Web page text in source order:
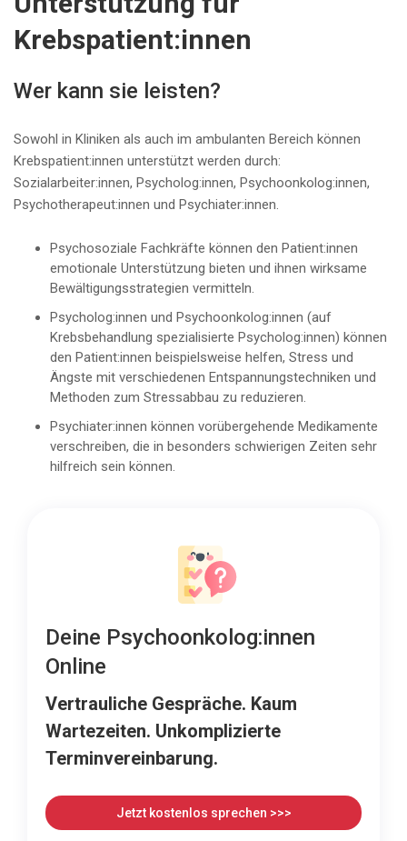
Krebspatient:innen
Wer kann sie leisten?
Sowohl in Kliniken als auch im ambulanten Bereich können
Krebspatient:innen unterstützt werden durch:
Sozialarbeiter:innen, Psycholog:innen, Psychoonkolog:innen,
Psychotherapeut:innen und Psychiater:innen.
Psychosoziale Fachkräfte können den Patient:innen
emotionale Unterstützung bieten und ihnen wirksame
Bewältigungsstrategien vermitteln.
Psycholog:innen und Psychoonkolog:innen (auf
Krebsbehandlung spezialisierte Psycholog:innen) können
den Patient:innen beispielsweise helfen, Stress und
Ängste mit verschiedenen Entspannungstechniken und
Methoden zum Stressabbau zu reduzieren.
Psychiater:innen können vorübergehende Medikamente
verschreiben, die in besonders schwierigen Zeiten sehr
hilfreich sein können.
Deine Psychoonkolog:innen
Online
Vertrauliche Gespräche. Kaum
Wartezeiten. Unkomplizierte
Terminvereinbarung.
Jetzt kostenlos sprechen >>>